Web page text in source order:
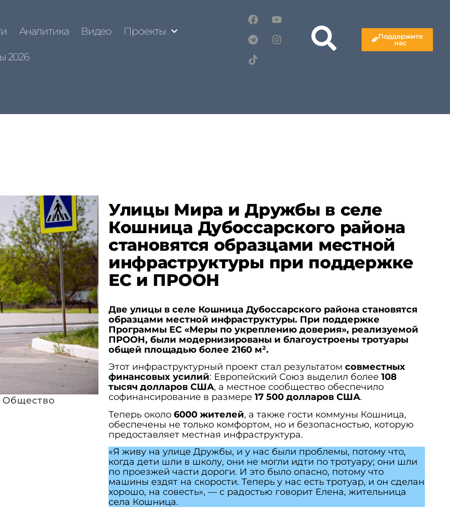
Аналитика Видео Проекты
2026
Поддержите
нас
Общество
Улицы Мира и Дружбы в селе
Кошница Дубоссарского района
становятся образцами местной
инфраструктуры при поддержке
ЕС и ПРООН
Две улицы в селе Кошница Дубоссарского района становятся
образцами местной инфраструктуры. При поддержке
Программы ЕС «Меры по укреплению доверия», реализуемой
ПРООН, были модернизированы и благоустроены тротуары
общей площадью более 2160 м².
Этот инфраструктурный проект стал результатом совместных
финансовых усилий: Европейский Союз выделил более 108
тысяч долларов США, а местное сообщество обеспечило
софинансирование в размере 17 500 долларов США.
Теперь около 6000 жителей, а также гости коммуны Кошница,
обеспечены не только комфортом, но и безопасностью, которую
предоставляет местная инфраструктура.
«Я живу на улице Дружбы, и у нас были проблемы, потому что,
когда дети шли в школу, они не могли идти по тротуару; они шли
по проезжей части дороги. И это было опасно, потому что
машины ездят на скорости. Теперь у нас есть тротуар, и он сделан
хорошо, на совесть», — с радостью говорит Елена, жительница
села Кошница.